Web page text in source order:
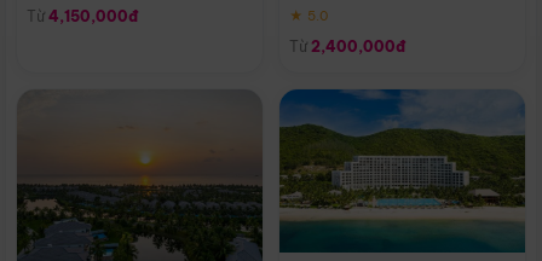
Từ 4,150,000đ
★ 5.0
Từ 2,400,000đ